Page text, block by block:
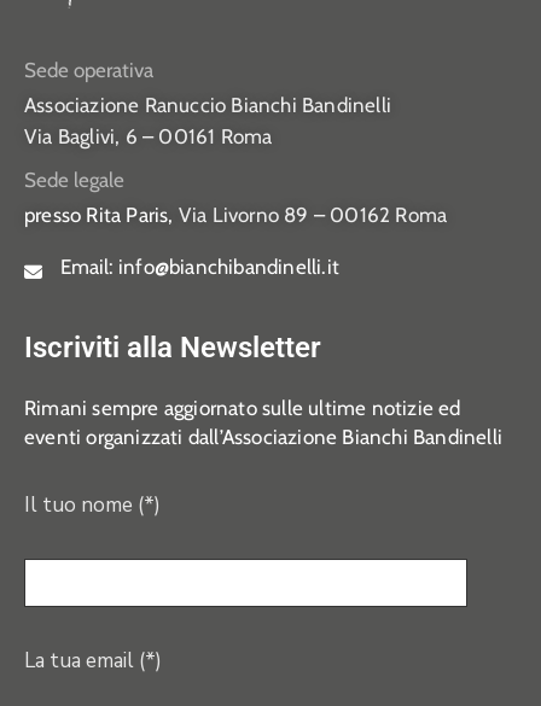
Sede operativa
Associazione Ranuccio Bianchi Bandinelli
Via Baglivi, 6 – 00161 Roma
Sede legale
presso Rita Paris, Via Livorno 89 – 00162 Roma
Email: info@bianchibandinelli.it
Iscriviti alla Newsletter
Rimani sempre aggiornato sulle ultime notizie ed
eventi organizzati dall’Associazione Bianchi Bandinelli
Il tuo nome (*)
La tua email (*)